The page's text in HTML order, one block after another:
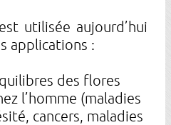
utilisée aujourd’hui
applications :
des flores
l’homme (maladies
cancers, maladies